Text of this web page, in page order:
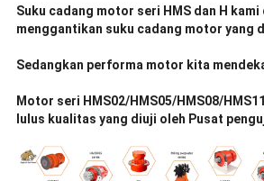
Suku cadang motor seri HMS dan H kami
menggantikan suku cadang motor yang
Sedangkan performa motor kita
Motor seri HMS02/HMS05/HMS08/
lulus kualitas yang diuji oleh Pusat